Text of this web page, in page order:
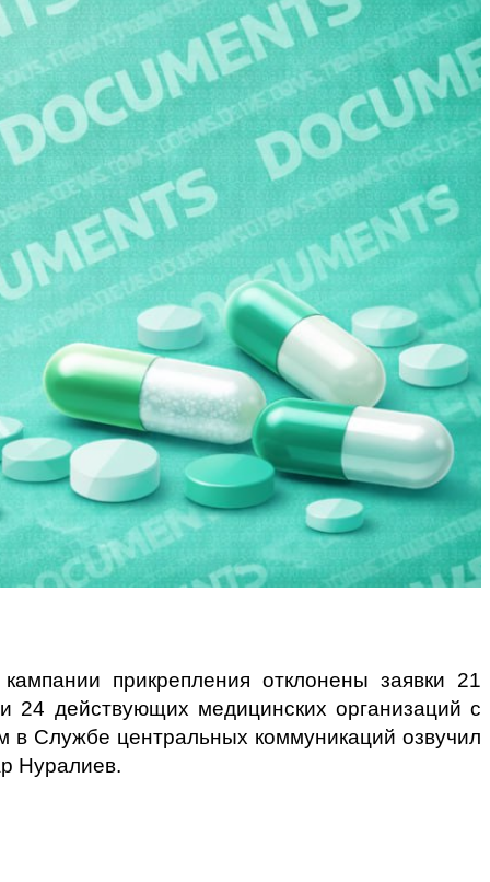
прикрепления отклонены заявки 21
24 действующих медицинских организаций с
в Службе центральных коммуникаций озвучил
Нуралиев.